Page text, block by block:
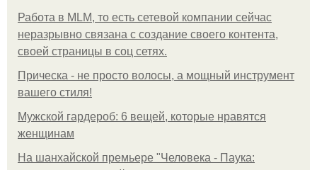
Работа в MLM, то есть сетевой компании сейчас
неразрывно связана с создание своего контента,
своей страницы в соц сетях.
Прическа - не просто волосы, а мощный инструмент
вашего стиля!
Мужской гардероб: 6 вещей, которые нравятся
женщинам
На шанхайской премьере "Человека - Паука: